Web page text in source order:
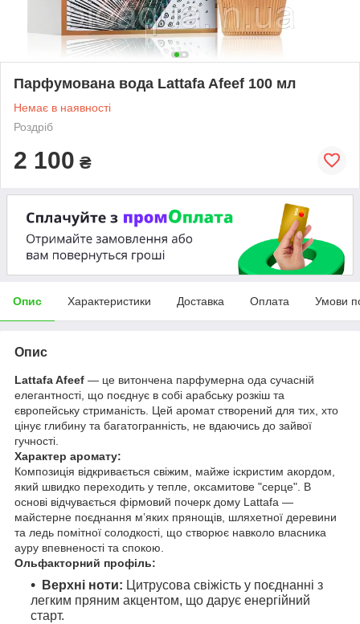
Парфумована вода Lattafa Afeef 100 мл
Немає в наявності
Роздріб
2 100 ₴
Опис Характеристики Доставка Оплата Умови
Опис
Lattafa Afeef — це витончена парфумерна ода сучасній
елегантності, що поєднує в собі арабську розкіш та
європейську стриманість. Цей аромат створений для тих, хто
цінує глибину та багатогранність, не вдаючись до зайвої
гучності.
Характер аромату:
Композиція відкривається свіжим, майже іскристим акордом,
який швидко переходить у тепле, оксамитове "серце". В
основі відчувається фірмовий почерк дому Lattafa —
майстерне поєднання м’яких прянощів, шляхетної деревини
та ледь помітної солодкості, що створює навколо власника
ауру впевненості та спокою.
Ольфакторний профіль:
Верхні ноти: Цитрусова свіжість у поєднанні з
легким пряним акцентом, що дарує енергійний
старт.